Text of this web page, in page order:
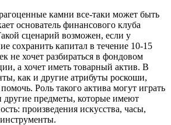
камни все-таки может быть
основатель финансового клуба
сценарий возможен, если у
сохранить капитал в течение 10-15
не хочет разбираться в фондовом
а хочет иметь товарный актив. В
как и другие атрибуты роскоши,
Роль такого актива могут играть
другие предметы, которые имеют
произведения искусства, часы,